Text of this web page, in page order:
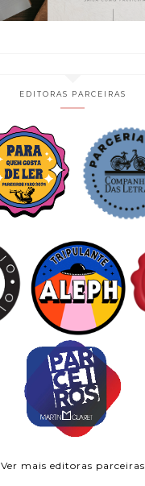
EDITORAS PARCEIRAS
Ver mais editoras parceiras